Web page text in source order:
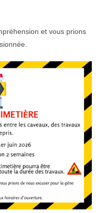
et vous prions